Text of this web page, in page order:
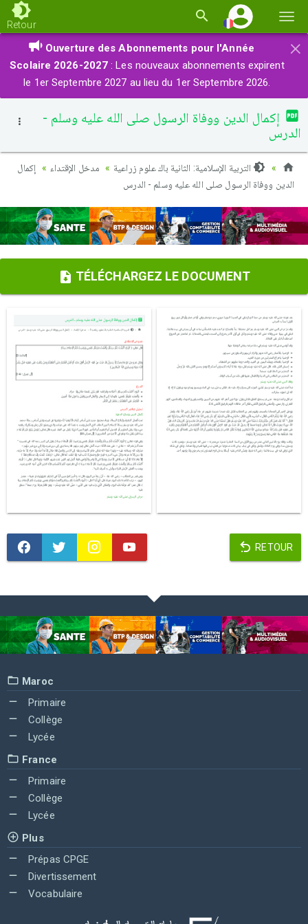
la
Retour
×
Ouverture des Abonnements pour l'Année
Scolaire 2026-2027 : Les nouveaux abonnements expirent
le 1er Septembre 2027 au lieu du 1er Septembre 2026.
إكمال الدين ووفاة الرسول صلى الله عليه وسلم -
الدرس
التربية الإسلامية: الثانية باك علوم زراعية مدخل الإقتداء
إكمال
الدين ووفاة الرسول صلى الله عليه وسلم - الدرس
TÉLÉCHARGEZ LE DOCUMENT
RETOUR
Maroc
Primaire
Collège
Lycée
France
Primaire
Collège
Lycée
Plus
Prépas CPGE
Divertissement
Vocabulaire